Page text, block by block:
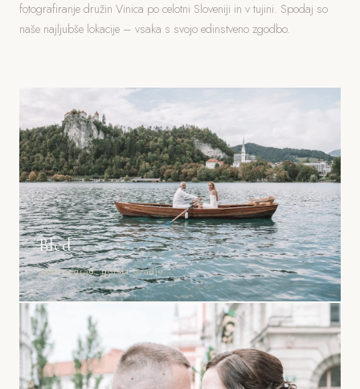
fotografiranje družin Vinica po celotni Sloveniji in v tujini. Spodaj so
naše najljubše lokacije – vsaka s svojo edinstveno zgodbo.
Bled
Jezero, grad, gorski ozadje